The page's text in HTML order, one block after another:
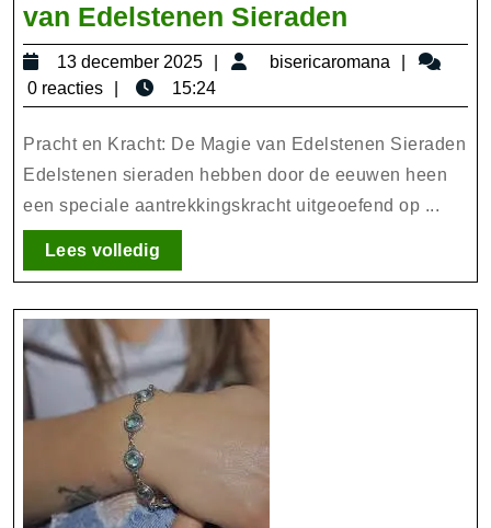
van Edelstenen Sieraden
Pracht:
Magie
van
Edelstenen
Sieraden
13 december 2025
13
2025
bisericaromana
0 reacties
15:24
Pracht en Kracht: De Magie van Edelstenen Sieraden
Edelstenen sieraden hebben door de eeuwen heen
een speciale aantrekkingskracht uitgeoefend op ...
Lees volledigLees
volledig